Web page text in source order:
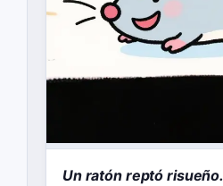
Un ratón reptó risueño.